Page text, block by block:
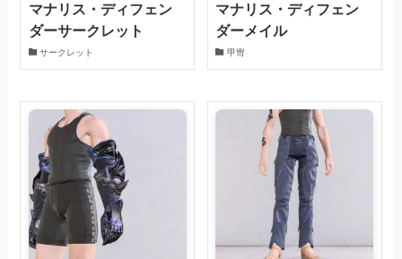
マナリス・ディフェン
ダーサークレット
サークレット
マナリス・ディフェン
ダーメイル
甲冑